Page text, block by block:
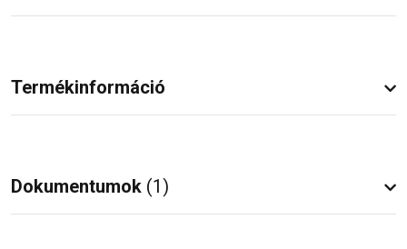
Termékinformáció
Dokumentumok (1)